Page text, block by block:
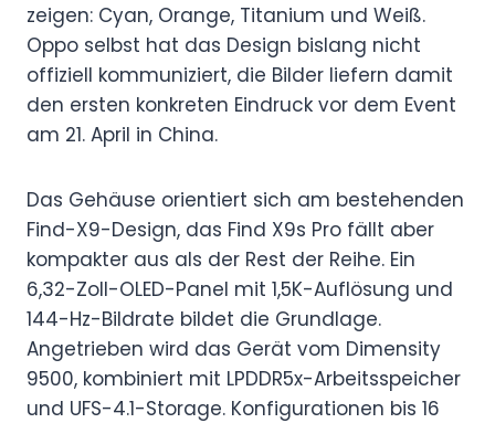
zeigen: Cyan, Orange, Titanium und Weiß.
Oppo selbst hat das Design bislang nicht
offiziell kommuniziert, die Bilder liefern damit
den ersten konkreten Eindruck vor dem Event
am 21. April in China.
Das Gehäuse orientiert sich am bestehenden
Find-X9-Design, das Find X9s Pro fällt aber
kompakter aus als der Rest der Reihe. Ein
6,32-Zoll-OLED-Panel mit 1,5K-Auflösung und
144-Hz-Bildrate bildet die Grundlage.
Angetrieben wird das Gerät vom Dimensity
9500, kombiniert mit LPDDR5x-Arbeitsspeicher
und UFS-4.1-Storage. Konfigurationen bis 16